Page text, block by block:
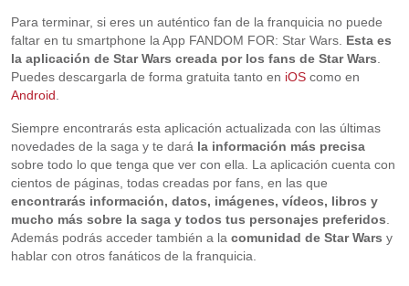
Para terminar, si eres un auténtico fan de la franquicia no puede
faltar en tu smartphone la App FANDOM FOR: Star Wars. Esta es
la aplicación de Star Wars creada por los fans de Star Wars.
Puedes descargarla de forma gratuita tanto en iOScomo en
Android.
Siempre encontrarás esta aplicación actualizada con las últimas
novedades de la saga y te dará la información más precisa
sobre todo lo que tenga que ver con ella. La aplicación cuenta con
cientos de páginas, todas creadas por fans, en las que
encontrarás información, datos, imágenes, vídeos, libros y
mucho más sobre la saga y todos tus personajes preferidos.
Además podrás acceder también a la comunidad de Star Wars y
hablar con otros fanáticos de la franquicia.